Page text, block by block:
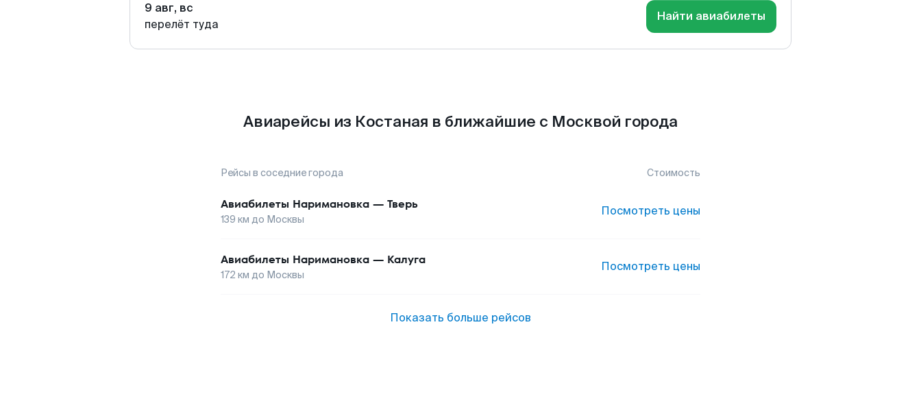
9 авг, вс
перелёт туда
Найти авиабилеты
Авиарейсы из Костаная в ближайшие с Москвой города
Рейсы в соседние города Стоимость
Авиабилеты Наримановка — Тверь
139 км до Москвы
Посмотреть цены
Авиабилеты Наримановка — Калуга
172 км до Москвы
Посмотреть цены
Показать больше рейсов